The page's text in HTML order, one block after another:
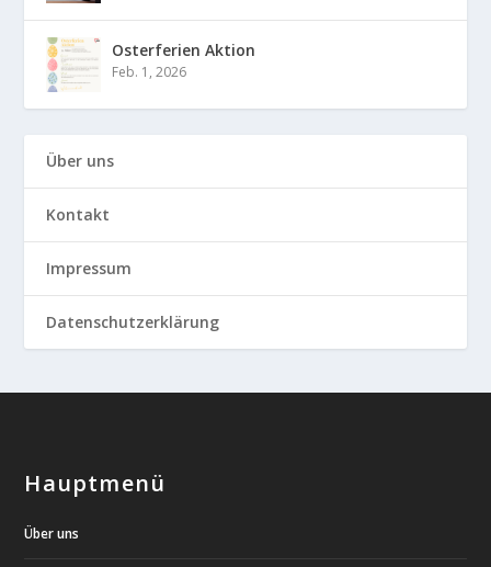
Osterferien Aktion
Feb. 1, 2026
Über uns
Kontakt
Impressum
Datenschutzerklärung
Hauptmenü
Über uns